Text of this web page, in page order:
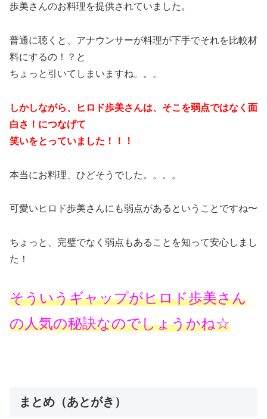
歩美さんのお料理を提供されていました。
普通に聴くと、アナウンサーが料理が下手でそれを比較材
料にするの！？と
ちょっと引いてしまいますね。。。
しかしながら、ヒロド歩美さんは、そこを弱点ではなく面
白さ！につなげて
笑いをとっていました！！！
本当にお料理、ひどそうでした。。。。
可愛いヒロド歩美さんにも弱点があるということですね〜
ちょっと、完璧でなく弱点もあることを知って安心しまし
た！
そういうギャップがヒロド歩美さん
の人気の秘訣なのでしょうかね☆
まとめ（あとがき）